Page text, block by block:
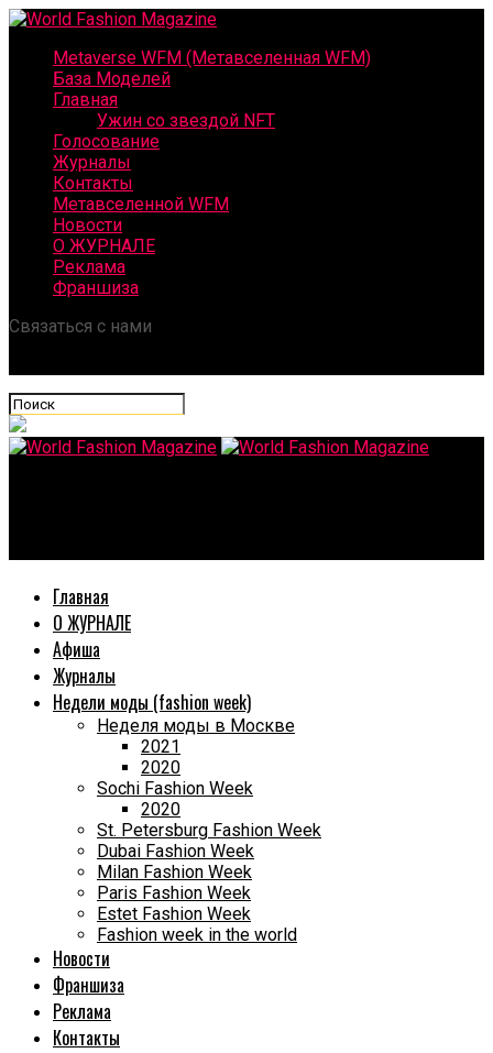
Metaverse WFM (Метавселенная WFM)
База Моделей
Главная
Ужин со звездой NFT
Голосование
Журналы
Контакты
Метавселенной WFM
Новости
О ЖУРНАЛЕ
Реклама
Франшиза
Связаться с нами
Главная
О ЖУРНАЛЕ
Афиша
Журналы
Недели моды (fashion week)
Неделя моды в Москве
2021
2020
Sochi Fashion Week
2020
St. Petersburg Fashion Week
Dubai Fashion Week
Milan Fashion Week
Paris Fashion Week
Estet Fashion Week
Fashion week in the world
Новости
Франшиза
Реклама
Контакты